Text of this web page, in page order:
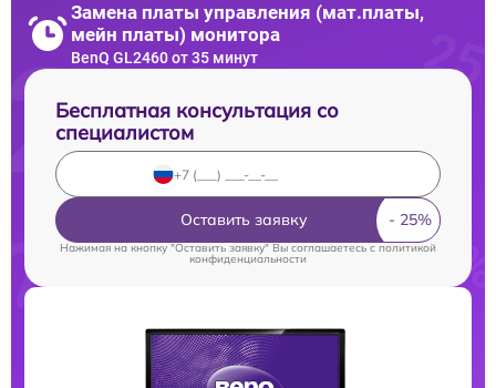
Замена платы управления (мат.платы,
мейн платы) монитора
BenQ GL2460 от 35 минут
Бесплатная консультация со
специалистом
Оставить заявку
Нажимая на кнопку "Оставить заявку" Вы соглашаетесь cполитикой
конфиденциальности